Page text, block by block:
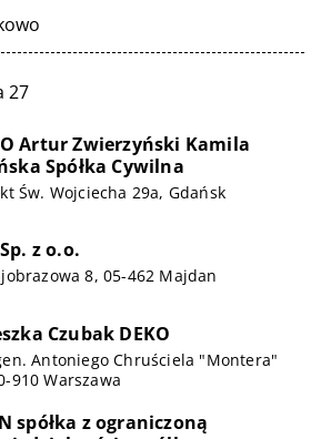
27
Artur Zwierzyński Kamila
Spółka Cywilna
Św. Wojciecha 29a, Gdańsk
z o.o.
8, 05-462 Majdan
Czubak DEKO
Antoniego Chruściela "Montera"
910 Warszawa
spółka z ograniczoną